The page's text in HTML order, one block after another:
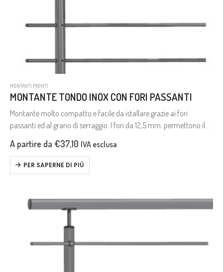
MONTANTI PRONTI
MONTANTE TONDO INOX CON FORI PASSANTI
Montante molto compatto e facile da istallare grazie ai fori
passanti ed al grano di serraggio. I fori da 12,5 mm. permettono il
A partire da €37,10 IVA esclusa
PER SAPERNE DI PIÙ